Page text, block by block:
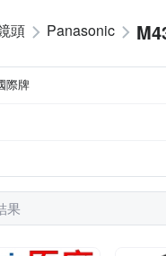
頭 Panasonic
際牌
果